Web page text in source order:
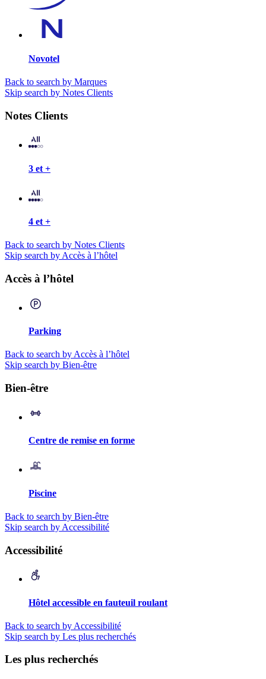
Novotel
Back to search by Marques
Skip search by Notes Clients
Notes Clients
3 et +
4 et +
Back to search by Notes Clients
Skip search by Accès à l’hôtel
Accès à l’hôtel
Parking
Back to search by Accès à l’hôtel
Skip search by Bien-être
Bien-être
Centre de remise en forme
Piscine
Back to search by Bien-être
Skip search by Accessibilité
Accessibilité
Hôtel accessible en fauteuil roulant
Back to search by Accessibilité
Skip search by Les plus recherchés
Les plus recherchés